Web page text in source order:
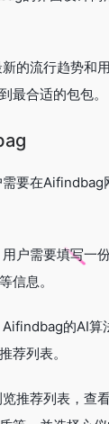
的流行趋势和
最合适的包包。
要在Aifindbag
户需要填写一
信息。
的AI算
荐列表。
推荐列表，查